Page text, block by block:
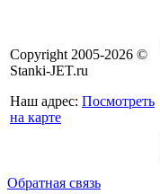
Copyright 2005-2026 ©
Stanki-JET.ru
Наш адрес: Посмотреть
на карте
Обратная связь